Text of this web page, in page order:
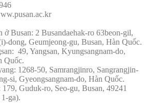
ở Busan: 2 Busandaehak-ro 63beon-gil,
dong, Geumjeong-gu, Busan, Hàn Quốc.
49, Yangsan, Kyungsangnam-do,
Quốc.
1268-50, Samrangjinro, Sangrangjin-
si, Gyeongsangnam-do, Hàn Quốc.
Guduk-ro, Seo-gu, Busan, 49241
ga).